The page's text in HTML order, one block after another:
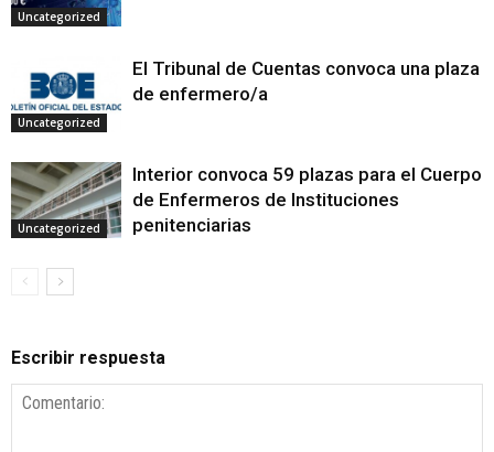
Uncategorized
Uncategorized
El Tribunal de Cuentas convoca una plaza
de enfermero/a
Uncategorized
Interior convoca 59 plazas para el Cuerpo
de Enfermeros de Instituciones
penitenciarias
Escribir respuesta